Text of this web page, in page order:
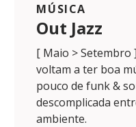
MÚSICA
Out Jazz
[ Maio > Setembro
voltam a ter boa
pouco de funk &
descomplicada
ambiente.